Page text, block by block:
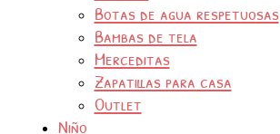
Botas de agua respetuosas
Bambas de tela
Merceditas
Zapatillas para casa
Outlet
Niño